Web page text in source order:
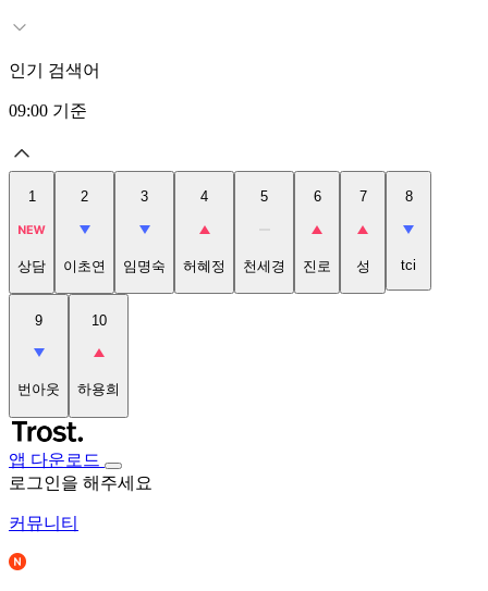
인기 검색어
09:00 기준
1
상담
2
이초연
3
임명숙
4
허혜정
5
천세경
6
진로
7
성
8
tci
9
번아웃
10
하용희
앱 다운로드
로그인을 해주세요
커뮤니티